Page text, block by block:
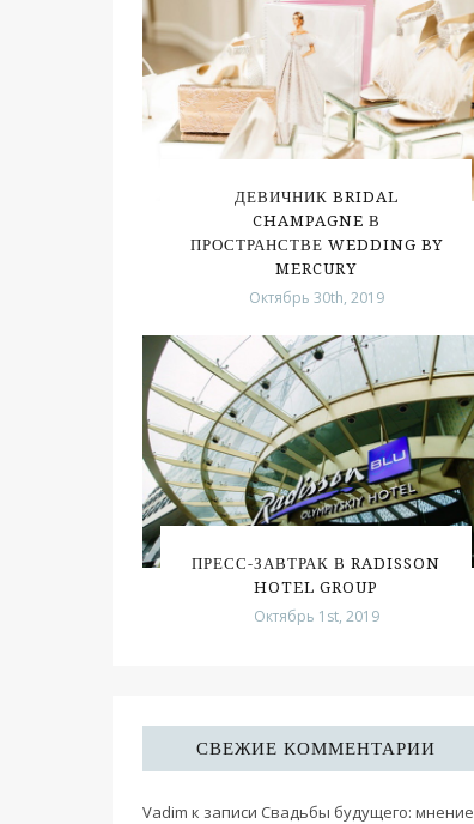
ДЕВИЧНИК BRIDAL
CHAMPAGNE В
ПРОСТРАНСТВЕ WEDDING BY
MERCURY
Октябрь 30th, 2019
ПРЕСС-ЗАВТРАК В RADISSON
HOTEL GROUP
Октябрь 1st, 2019
СВЕЖИЕ КОММЕНТАРИИ
Vadim к записи Свадьбы будущего: мнение